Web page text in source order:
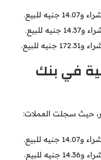
فيبنك
حيث سجلت العملات: